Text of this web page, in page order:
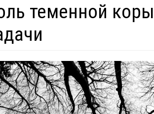
теменной